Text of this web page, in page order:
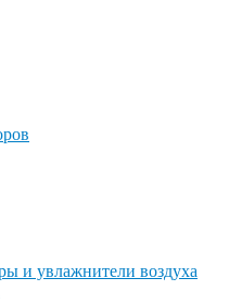
и увлажнители воздуха